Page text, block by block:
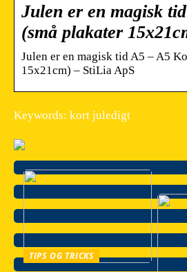
Julen er en magisk
(små plakater
Julen er en magisk tid A5 – A5
15x21cm) – StiLia ApS
Keywords: kort juledigt
TIPS OG TRICKS